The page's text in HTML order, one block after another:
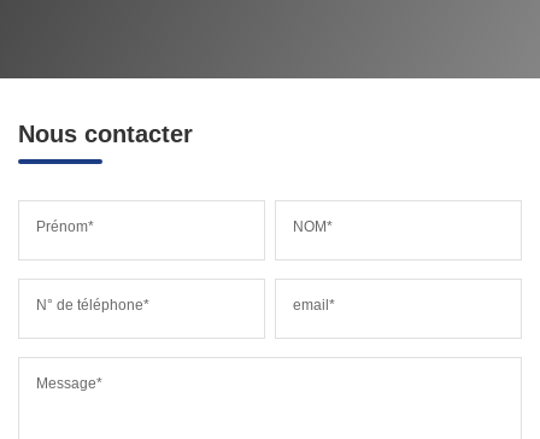
Nous contacter
Prénom* NOM*
N° de téléphone* email*
Message*